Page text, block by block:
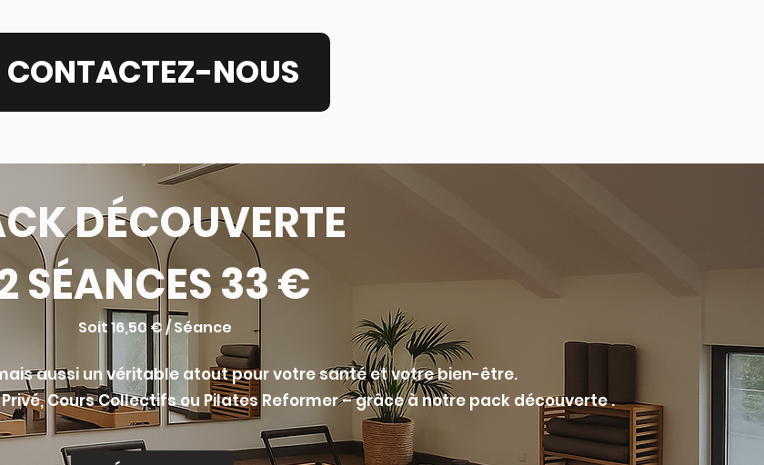
CONTACTEZ-NOUS
DÉCOUVERTE
SÉANCES 33 €
Soit 16,50 € / Séance
aussi un véritable atout pour votre santé et votre bien-être.
Cours Collectifs ou Pilates Reformer – grâce à notre pack découverte .